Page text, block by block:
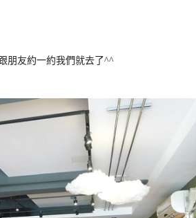
朋友約一約我們就去了^^